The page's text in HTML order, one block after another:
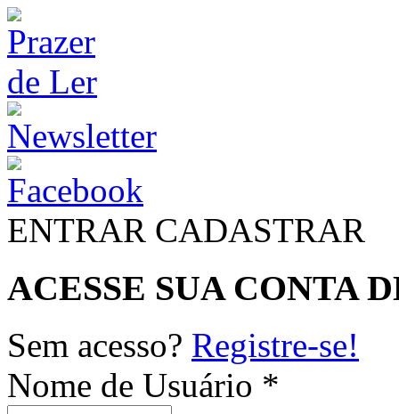
ENTRAR CADASTRAR
ACESSE SUA CONTA
Sem acesso? Registre-se!
Nome de Usuário *